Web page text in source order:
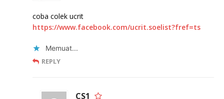
coba colek ucrit
https://www.facebook.com/ucrit.soelist?fref=ts
Memuat...
REPLY
CS1